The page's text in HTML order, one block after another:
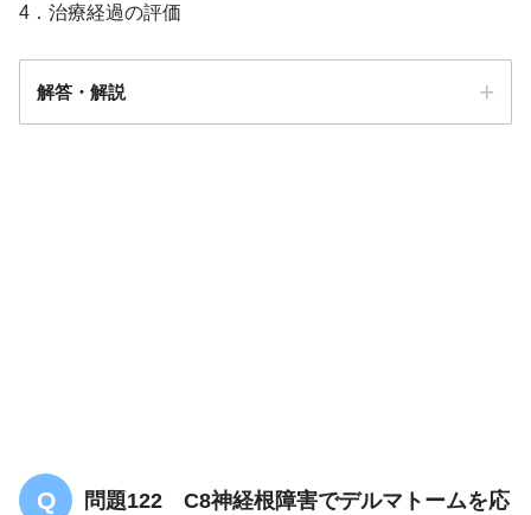
4．治療経過の評価
解答・解説
問題122 C8神経根障害でデルマトームを応